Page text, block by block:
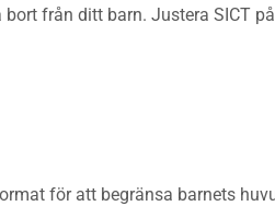
från ditt barn. Justera SICT
för att begränsa barnets